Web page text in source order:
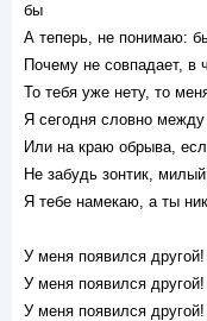
бы
А теперь, не понимаю:
Почему не совпадает, в
То тебя уже нету, то
Я сегодня словно между
Или на краю обрыва,
Не забудь зонтик,
Я тебе намекаю, а ты
У меня появился другой!
У меня появился другой!
У меня появился другой!